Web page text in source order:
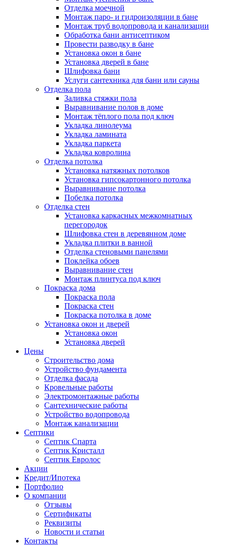
Отделка моечной
Монтаж паро- и гидроизоляции в бане
Монтаж труб водопровода и канализации
Обработка бани антисептиком
Провести разводку в бане
Установка окон в бане
Установка дверей в бане
Шлифовка бани
Услуги сантехника для бани или сауны
Отделка пола
Заливка стяжки пола
Выравнивание полов в доме
Монтаж тёплого пола под ключ
Укладка линолеума
Укладка ламината
Укладка паркета
Укладка ковролина
Отделка потолка
Установка натяжных потолков
Установка гипсокартонного потолка
Выравнивание потолка
Побелка потолка
Отделка стен
Установка каркасных межкомнатных
перегородок
Шлифовка стен в деревянном доме
Укладка плитки в ванной
Отделка стеновыми панелями
Поклейка обоев
Выравнивание стен
Монтаж плинтуса под ключ
Покраска дома
Покраска пола
Покраска стен
Покраска потолка в доме
Установка окон и дверей
Установка окон
Установка дверей
Цены
Строительство дома
Устройство фундамента
Отделка фасада
Кровельные работы
Электромонтажные работы
Сантехнические работы
Устройство водопровода
Монтаж канализации
Септики
Септик Спарта
Септик Кристалл
Септик Евролос
Акции
Кредит/Ипотека
Портфолио
О компании
Отзывы
Сертификаты
Реквизиты
Новости и статьи
Контакты